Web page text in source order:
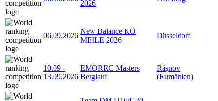
2026
06.09.2026
New Balance KÖ
MEILE 2026
Düsseldorf
10.09 -
13.09.2026
EMORRC Masters
Berglauf
Râșnov
(Rumänien)